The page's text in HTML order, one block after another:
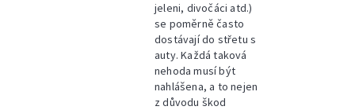
jeleni, divočáci atd.)
se poměrně často
dostávají do střetu s
auty. Každá taková
nehoda musí být
nahlášena, a to nejen
z důvodu škod